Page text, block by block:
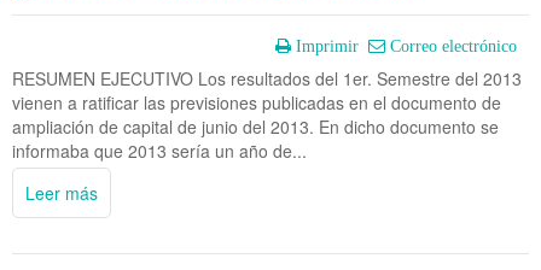
Imprimir Correo electrónico
RESUMEN EJECUTIVO Los resultados del 1er. Semestre del 2013
vienen a ratificar las previsiones publicadas en el documento de
ampliación de capital de junio del 2013. En dicho documento se
informaba que 2013 sería un año de...
Leer más